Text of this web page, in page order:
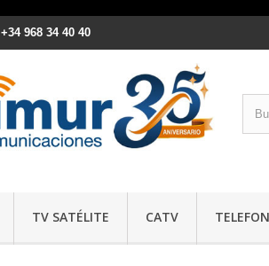
+34 968 34 40 40
TV SATÉLITE CATV